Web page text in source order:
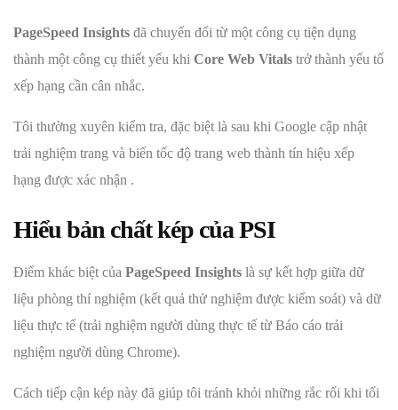
PageSpeed Insights đã chuyển đổi từ một công cụ tiện dụng
thành một công cụ thiết yếu khi Core Web Vitals trở thành yếu tố
xếp hạng cần cân nhắc.
Tôi thường xuyên kiểm tra, đặc biệt là sau khi Google cập nhật
trải nghiệm trang và biến tốc độ trang web thành tín hiệu xếp
hạng được xác nhận .
Hiểu bản chất kép của PSI
Điểm khác biệt của PageSpeed Insights là sự kết hợp giữa dữ
liệu phòng thí nghiệm (kết quả thử nghiệm được kiểm soát) và dữ
liệu thực tế (trải nghiệm người dùng thực tế từ Báo cáo trải
nghiệm người dùng Chrome).
Cách tiếp cận kép này đã giúp tôi tránh khỏi những rắc rối khi tối